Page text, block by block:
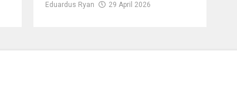
Eduardus Ryan 29 April 2026